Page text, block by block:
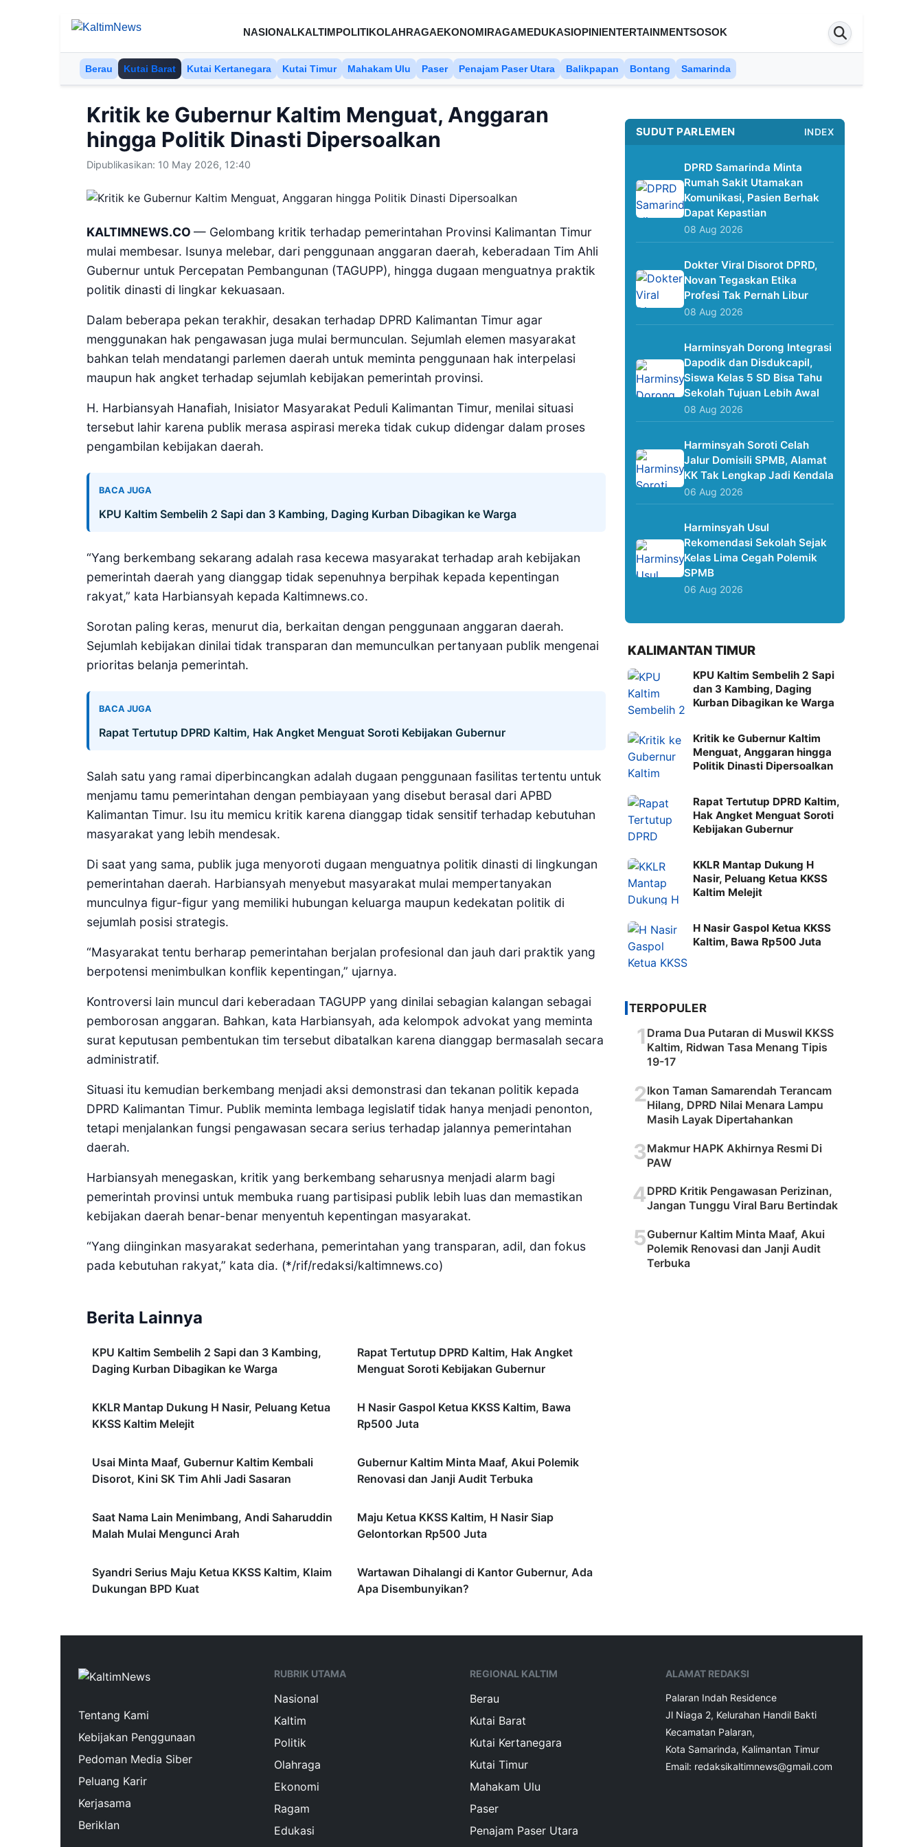
Skip to content
NASIONALKALTIMPOLITIKOLAHRAGAEKONOMIRAGAMEDUKASIOPINIENTERTAINMENTSOSOK
Berau Kutai Barat Kutai Kertanegara Kutai Timur Mahakam Ulu Paser Penajam Paser Utara Balikpapan Bontang Samarinda
Kritik ke Gubernur Kaltim Menguat, Anggaran
hingga Politik Dinasti Dipersoalkan
Dipublikasikan: 10 May 2026, 12:40
KALTIMNEWS.CO — Gelombang kritik terhadap pemerintahan Provinsi Kalimantan Timur
mulai membesar. Isunya melebar, dari penggunaan anggaran daerah, keberadaan Tim Ahli
Gubernur untuk Percepatan Pembangunan (TAGUPP), hingga dugaan menguatnya praktik
politik dinasti di lingkar kekuasaan.
Dalam beberapa pekan terakhir, desakan terhadap DPRD Kalimantan Timur agar
menggunakan hak pengawasan juga mulai bermunculan. Sejumlah elemen masyarakat
bahkan telah mendatangi parlemen daerah untuk meminta penggunaan hak interpelasi
maupun hak angket terhadap sejumlah kebijakan pemerintah provinsi.
H. Harbiansyah Hanafiah, Inisiator Masyarakat Peduli Kalimantan Timur, menilai situasi
tersebut lahir karena publik merasa aspirasi mereka tidak cukup didengar dalam proses
pengambilan kebijakan daerah.
BACA JUGA
KPU Kaltim Sembelih 2 Sapi dan 3 Kambing, Daging Kurban Dibagikan ke Warga
“Yang berkembang sekarang adalah rasa kecewa masyarakat terhadap arah kebijakan
pemerintah daerah yang dianggap tidak sepenuhnya berpihak kepada kepentingan
rakyat,” kata Harbiansyah kepada Kaltimnews.co.
Sorotan paling keras, menurut dia, berkaitan dengan penggunaan anggaran daerah.
Sejumlah kebijakan dinilai tidak transparan dan memunculkan pertanyaan publik mengenai
prioritas belanja pemerintah.
BACA JUGA
Rapat Tertutup DPRD Kaltim, Hak Angket Menguat Soroti Kebijakan Gubernur
Salah satu yang ramai diperbincangkan adalah dugaan penggunaan fasilitas tertentu untuk
menjamu tamu pemerintahan dengan pembiayaan yang disebut berasal dari APBD
Kalimantan Timur. Isu itu memicu kritik karena dianggap tidak sensitif terhadap kebutuhan
masyarakat yang lebih mendesak.
Di saat yang sama, publik juga menyoroti dugaan menguatnya politik dinasti di lingkungan
pemerintahan daerah. Harbiansyah menyebut masyarakat mulai mempertanyakan
munculnya figur-figur yang memiliki hubungan keluarga maupun kedekatan politik di
sejumlah posisi strategis.
“Masyarakat tentu berharap pemerintahan berjalan profesional dan jauh dari praktik yang
berpotensi menimbulkan konflik kepentingan,” ujarnya.
Kontroversi lain muncul dari keberadaan TAGUPP yang dinilai sebagian kalangan sebagai
pemborosan anggaran. Bahkan, kata Harbiansyah, ada kelompok advokat yang meminta
surat keputusan pembentukan tim tersebut dibatalkan karena dianggap bermasalah secara
administratif.
Situasi itu kemudian berkembang menjadi aksi demonstrasi dan tekanan politik kepada
DPRD Kalimantan Timur. Publik meminta lembaga legislatif tidak hanya menjadi penonton,
tetapi menjalankan fungsi pengawasan secara serius terhadap jalannya pemerintahan
daerah.
Harbiansyah menegaskan, kritik yang berkembang seharusnya menjadi alarm bagi
pemerintah provinsi untuk membuka ruang partisipasi publik lebih luas dan memastikan
kebijakan daerah benar-benar menyentuh kepentingan masyarakat.
“Yang diinginkan masyarakat sederhana, pemerintahan yang transparan, adil, dan fokus
pada kebutuhan rakyat,” kata dia. (*/rif/redaksi/kaltimnews.co)
Berita Lainnya
KPU Kaltim Sembelih 2 Sapi dan 3 Kambing,
Daging Kurban Dibagikan ke Warga
Rapat Tertutup DPRD Kaltim, Hak Angket
Menguat Soroti Kebijakan Gubernur
KKLR Mantap Dukung H Nasir, Peluang Ketua
KKSS Kaltim Melejit
H Nasir Gaspol Ketua KKSS Kaltim, Bawa
Rp500 Juta
Usai Minta Maaf, Gubernur Kaltim Kembali
Disorot, Kini SK Tim Ahli Jadi Sasaran
Gubernur Kaltim Minta Maaf, Akui Polemik
Renovasi dan Janji Audit Terbuka
Saat Nama Lain Menimbang, Andi Saharuddin
Malah Mulai Mengunci Arah
Maju Ketua KKSS Kaltim, H Nasir Siap
Gelontorkan Rp500 Juta
Syandri Serius Maju Ketua KKSS Kaltim, Klaim
Dukungan BPD Kuat
Wartawan Dihalangi di Kantor Gubernur, Ada
Apa Disembunyikan?
SUDUT PARLEMEN INDEX
DPRD Samarinda Minta
Rumah Sakit Utamakan
Komunikasi, Pasien Berhak
Dapat Kepastian
08 Aug 2026
Dokter Viral Disorot DPRD,
Novan Tegaskan Etika
Profesi Tak Pernah Libur
08 Aug 2026
Harminsyah Dorong Integrasi
Dapodik dan Disdukcapil,
Siswa Kelas 5 SD Bisa Tahu
Sekolah Tujuan Lebih Awal
08 Aug 2026
Harminsyah Soroti Celah
Jalur Domisili SPMB, Alamat
KK Tak Lengkap Jadi Kendala
06 Aug 2026
Harminsyah Usul
Rekomendasi Sekolah Sejak
Kelas Lima Cegah Polemik
SPMB
06 Aug 2026
KALIMANTAN TIMUR
KPU Kaltim Sembelih 2 Sapi
dan 3 Kambing, Daging
Kurban Dibagikan ke Warga
Kritik ke Gubernur Kaltim
Menguat, Anggaran hingga
Politik Dinasti Dipersoalkan
Rapat Tertutup DPRD Kaltim,
Hak Angket Menguat Soroti
Kebijakan Gubernur
KKLR Mantap Dukung H
Nasir, Peluang Ketua KKSS
Kaltim Melejit
H Nasir Gaspol Ketua KKSS
Kaltim, Bawa Rp500 Juta
TERPOPULER
1 Drama Dua Putaran di Muswil KKSS
Kaltim, Ridwan Tasa Menang Tipis
19-17
2Ikon Taman Samarendah Terancam
Hilang, DPRD Nilai Menara Lampu
Masih Layak Dipertahankan
3Makmur HAPK Akhirnya Resmi Di
PAW
4DPRD Kritik Pengawasan Perizinan,
Jangan Tunggu Viral Baru Bertindak
5Gubernur Kaltim Minta Maaf, Akui
Polemik Renovasi dan Janji Audit
Terbuka
Tentang Kami
Kebijakan Penggunaan
Pedoman Media Siber
Peluang Karir
Kerjasama
Beriklan
RUBRIK UTAMA
Nasional
Kaltim
Politik
Olahraga
Ekonomi
Ragam
Edukasi
REGIONAL KALTIM
Berau
Kutai Barat
Kutai Kertanegara
Kutai Timur
Mahakam Ulu
Paser
Penajam Paser Utara
ALAMAT REDAKSI
Palaran Indah Residence
Jl Niaga 2, Kelurahan Handil Bakti
Kecamatan Palaran,
Kota Samarinda, Kalimantan Timur
Email: redaksikaltimnews@gmail.com